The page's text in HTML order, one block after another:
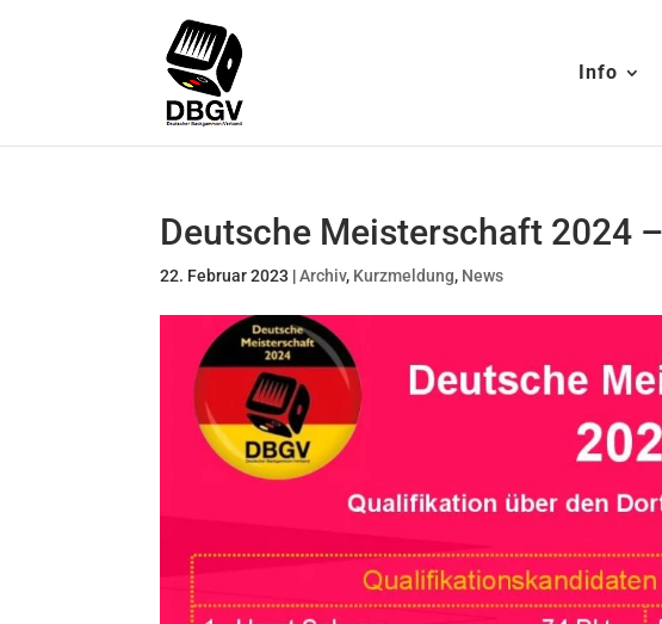
Info
Deutsche Meisterschaft 2024
22. Februar 2023 |Archiv, Kurzmeldung, News